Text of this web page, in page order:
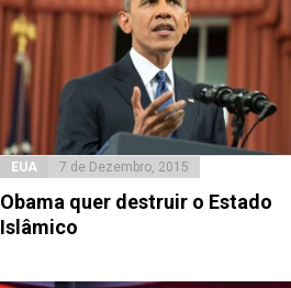
EUA 7 de Dezembro, 2015
Obama quer destruir o Estado
Islâmico